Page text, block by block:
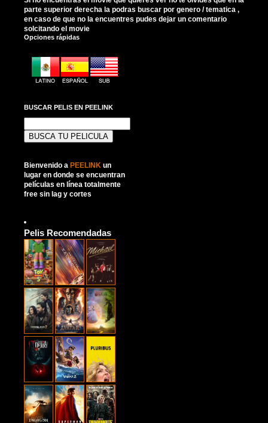
parte superior derecha la podras buscar por genero / tematica ,
en caso de que no la encuentres pudes dejar un comentario
solcitando el movie
Opciones rápidas
BUSCAR PELIS EN PEELINK
Bienvenido a PEELINK un
lugar en donde se encuentran
películas en línea totalmente
free sin lag y cortes
Pelis Recomendadas